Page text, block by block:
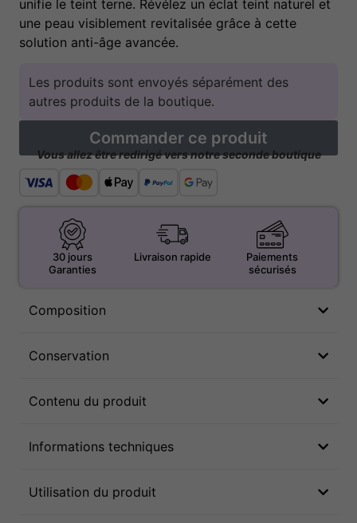
unifie le teint terne. Révélez un éclat teint naturel et
une peau visiblement revitalisée grâce à cette
solution anti-âge avancée.
Les produits sont envoyés séparément des
autres produits de la boutique.
Commander ce produit
Vous allez être redirigé vers notre seconde boutique
30 jours
Garanties
Livraison rapide
Paiements
sécurisés
Composition
Conservation
Contenu du produit
Informations techniques
Utilisation du produit